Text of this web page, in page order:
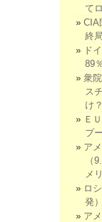
て
終
ド
89％
衆
ス
け？
Ｅ
プ
ア
（
メ
ロ
発
ア